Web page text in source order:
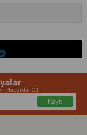
Haberdar Ol!
Kayıt